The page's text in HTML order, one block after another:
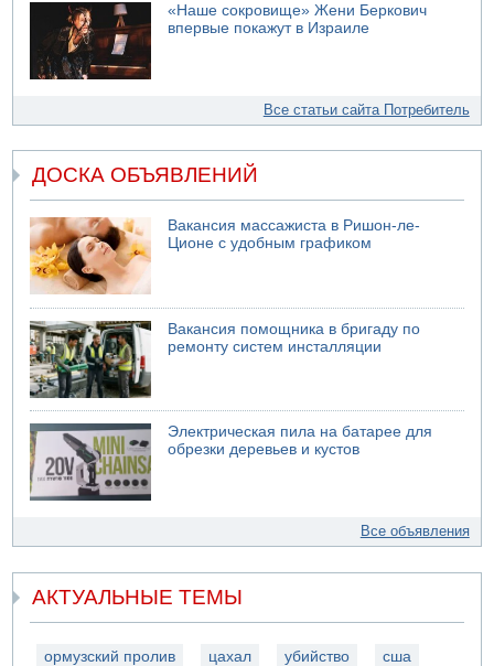
«Наше сокровище» Жени Беркович
впервые покажут в Израиле
Все статьи сайта Потребитель
ДОСКА ОБЪЯВЛЕНИЙ
Вакансия массажиста в Ришон-ле-
Ционе с удобным графиком
Вакансия помощника в бригаду по
ремонту систем инсталляции
Электрическая пила на батарее для
обрезки деревьев и кустов
Все объявления
АКТУАЛЬНЫЕ ТЕМЫ
ормузский пролив цахал убийство сша